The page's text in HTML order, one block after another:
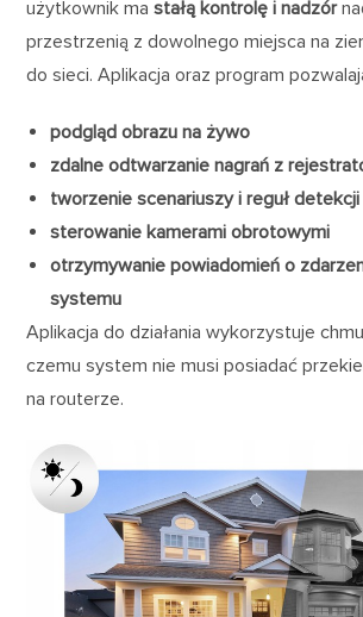
użytkownik mastałą kontrolę i nadzór
przestrzenią z dowolnego miejsca na
do sieci. Aplikacja oraz program
podgląd obrazu na żywo
zdalne odtwarzanie nagrań z
tworzenie scenariuszy i reguł detekcji
sterowanie kamerami obrotowymi
otrzymywanie powiadomień o
systemu
Aplikacja do działania wykorzystuje
czemu system nie musi posiadać
na routerze.